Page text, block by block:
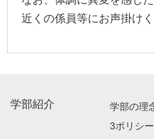
近くの係員等にお声掛けく
学部紹介
学部の理
3ポリシー